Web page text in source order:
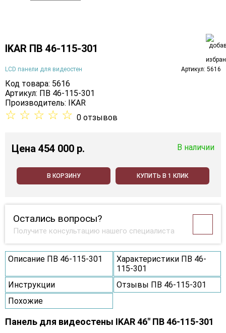
IKAR ПВ 46-115-301
LCD панели для видеостен Артикул: 5616
Код товара: 5616
Артикул: ПВ 46-115-301
Производитель:
IKAR
☆ ☆ ☆ ☆ ☆ 0 отзывов
Цена 454 000 p. В наличии
В КОРЗИНУ КУПИТЬ В 1 КЛИК
Остались вопросы?
Получите консультацию нашего специалиста
Описание ПВ 46-115-301
Характеристики ПВ 46-
115-301
Инструкции
Отзывы ПВ 46-115-301
Похожие
Панель для видеостены IKAR 46" ПВ 46-115-301